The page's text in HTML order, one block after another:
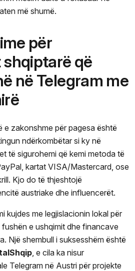
më shumë.
për
që
në Telegram me
e zakonshme për pagesa është
ndërkombëtar si ky në
të sigurohemi që kemi metoda të
kartat VISA/Mastercard, ose
Kjo do të thjeshtojë
austriake dhe influencerët.
kujdes me legjislacionin lokal për
e ushqimit dhe financave
Një shembull i suksesshëm është
, e cila ka nisur
Telegram në Austri për projekte